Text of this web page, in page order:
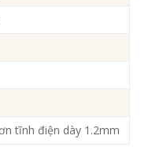
tĩnh điện dày 1.2mm